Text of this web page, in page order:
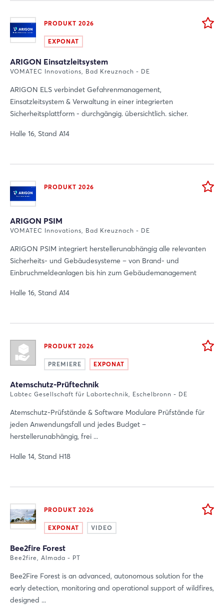
PRODUKT 2026
EXPONAT
ARIGON Einsatzleitsystem
VOMATEC Innovations, Bad Kreuznach - DE
ARIGON ELS verbindet Gefahrenmanagement,
Einsatzleitsystem & Verwaltung in einer integrierten
Sicherheitsplattform - durchgängig. übersichtlich. sicher.
Halle 16, Stand A14
PRODUKT 2026
ARIGON PSIM
VOMATEC Innovations, Bad Kreuznach - DE
ARIGON PSIM integriert herstellerunabhängig alle relevanten
Sicherheits- und Gebäudesysteme – von Brand- und
Einbruchmeldeanlagen bis hin zum Gebäudemanagement
Halle 16, Stand A14
PRODUKT 2026
PREMIERE EXPONAT
Atemschutz-Prüftechnik
Labtec Gesellschaft für Labortechnik, Eschelbronn - DE
Atemschutz-Prüfstände & Software Modulare Prüfstände für
jeden Anwendungsfall und jedes Budget –
herstellerunabhängig, frei ...
Halle 14, Stand H18
PRODUKT 2026
EXPONAT VIDEO
Bee2fire Forest
Bee2fire, Almada - PT
Bee2Fire Forest is an advanced, autonomous solution for the
early detection, monitoring and operational support of wildfires,
designed ...